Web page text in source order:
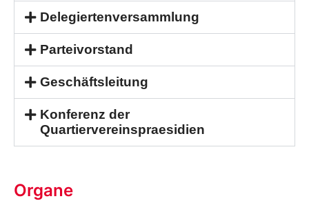
Delegiertenversammlung
Parteivorstand
Geschäftsleitung
Konferenz der
Quartiervereinspraesidien
Organe